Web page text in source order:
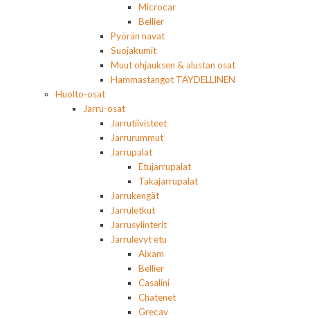
Microcar
Bellier
Pyörän navat
Suojakumit
Muut ohjauksen & alustan osat
Hammastangot TÄYDELLINEN
Huolto-osat
Jarru-osat
Jarrutiivisteet
Jarrurummut
Jarrupalat
Etujarrupalat
Takajarrupalat
Jarrukengät
Jarruletkut
Jarrusylinterit
Jarrulevyt etu
Aixam
Bellier
Casalini
Chatenet
Grecav